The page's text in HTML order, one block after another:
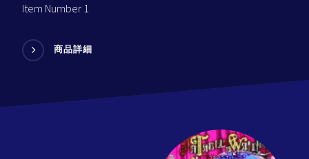
Item Number 1
商品詳細